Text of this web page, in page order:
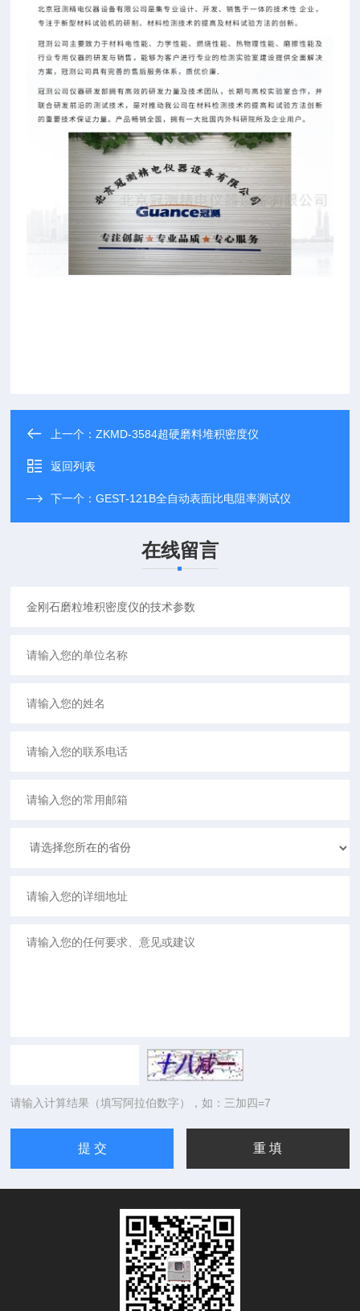
上一个：ZKMD-3584超硬磨料堆积密度仪
返回列表
下一个：GEST-121B全自动表面比电阻率测试仪
在线留言
请输入计算结果（填写阿拉伯数字），如：三加四=7